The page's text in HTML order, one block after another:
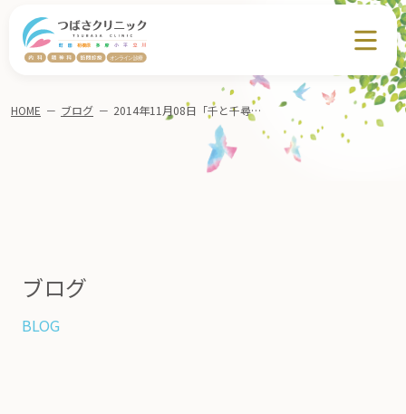
ブログ
BLOG
HOME － ブログ － 2014年11月08日「千と千尋の神かくし」私見 【過去のアーカイブ】